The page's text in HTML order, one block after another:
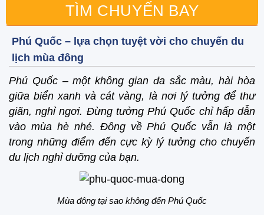
TÌM CHUYẾN BAY
Phú Quốc – lựa chọn tuyệt vời cho chuyến du
lịch mùa đông
Phú Quốc – một không gian đa sắc màu, hài hòa
giữa biển xanh và cát vàng, là nơi lý tưởng để thư
giãn, nghỉ ngơi. Đừng tưởng Phú Quốc chỉ hấp dẫn
vào mùa hè nhé. Đông về Phú Quốc vẫn là một
trong những điểm đến cực kỳ lý tưởng cho chuyến
du lịch nghỉ dưỡng của bạn.
Mùa đông tại sao không đến Phú Quốc